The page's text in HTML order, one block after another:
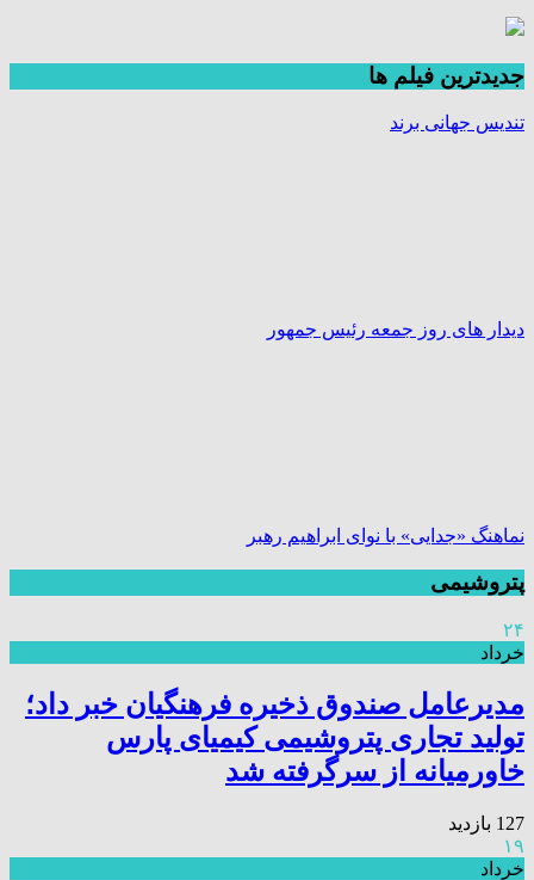
جديدترين فیلم ها
تندیس جهانی برند
دیدار های روز جمعه رئیس جمهور
نماهنگ «جدایی» با نوای ابراهیم رهبر
پتروشیمی
۲۴
خرداد
مدیرعامل صندوق ذخیره فرهنگیان خبر داد؛
تولید تجاری پتروشیمی کیمیای پارس
خاورمیانه از سرگرفته شد
127 بازدید
۱۹
خرداد